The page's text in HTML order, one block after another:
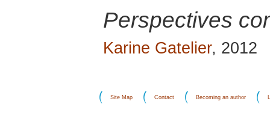
Perspectives
Karine Gatelier, 2012
Site Map Contact Becoming an author